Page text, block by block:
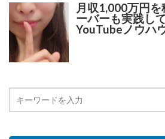
月収1,000万円
ーバーも実践し
YouTubeノウハ